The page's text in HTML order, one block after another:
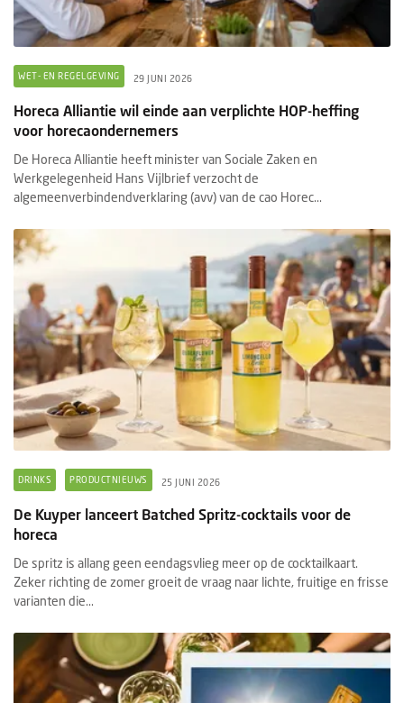
WET- EN REGELGEVING 29 JUNI 2026
Horeca Alliantie wil einde aan verplichte HOP-heffing
voor horecaondernemers
De Horeca Alliantie heeft minister van Sociale Zaken en
Werkgelegenheid Hans Vijlbrief verzocht de
algemeenverbindendverklaring (avv) van de cao Horec...
DRINKS PRODUCTNIEUWS 25 JUNI 2026
De Kuyper lanceert Batched Spritz-cocktails voor de
horeca
De spritz is allang geen eendagsvlieg meer op de cocktailkaart.
Zeker richting de zomer groeit de vraag naar lichte, fruitige en frisse
varianten die...